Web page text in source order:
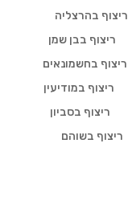
ריצוף בהרצליה
ריצוף בבן שמן
ריצוף בחשמונאים
ריצוף במודיעין
ריצוף בסביון
ריצוף בשוהם